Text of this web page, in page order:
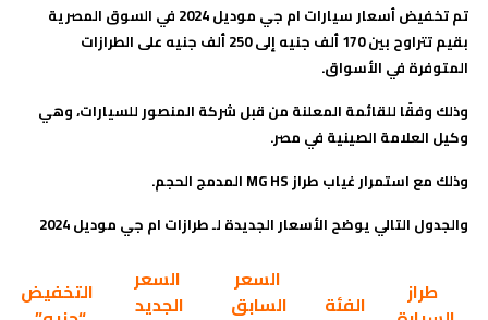
تم تخفيض أسعار سيارات ام جي موديل 2024 في السوق المصرية
بقيم تتراوح بين 170 ألف جنيه إلى 250 ألف جنيه على الطرازات
المتوفرة في الأسواق.
وذلك وفقًا للقائمة المعلنة من قبل شركة المنصور للسيارات، وهي
وكيل العلامة الصينية في مصر.
وذلك مع استمرار غياب طراز MG HS المدمج الحجم.
والجدول التالي يوضح الأسعار الجديدة لـ طرازات ام جي موديل 2024
طراز
الفئة
السعر
السابق
السعر
الجديد
التخفيض